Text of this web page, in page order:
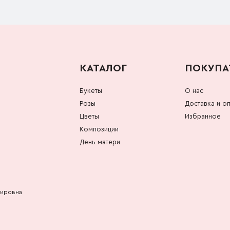
КАТАЛОГ
Букеты
Розы
Цветы
Композиции
День матери
О нас
Доставка и
Избранное